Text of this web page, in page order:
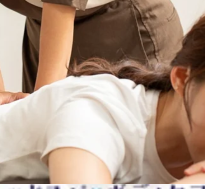
伝えします。10：00～ 12：00～ 14：30～ 17：30
テナンスにいらして下さい！！
限定メニュー【爽快ヘッドスパ】暑さも疲れも癒し
円(税込)70分 ヘッド10分+ボディケア60分 8,980円
スプレーはブルーミングサモーネとソフトラベンダ
掛けに行かれているのかしら？もしご予定なければト
～ 18：00～ など空きがございます。15：50～はペ
ま水分補給、ミネラル補給怠りなく。こんな日はク